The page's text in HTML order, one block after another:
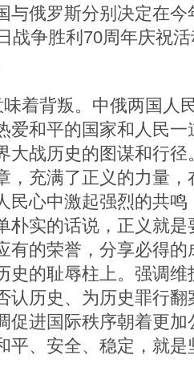
与俄罗斯分别决定在
战争胜利70周年庆祝
着背叛。中俄两国人
爱和平的国家和人民
大战历史的图谋和行径
，充满了正义的力量
民心中激起强烈的共
朴实的话说，正义就
有的荣誉，分享必得
史的耻辱柱上。强调
认历史、为历史罪行
促进国际秩序朝着更
平、安全、稳定，就是